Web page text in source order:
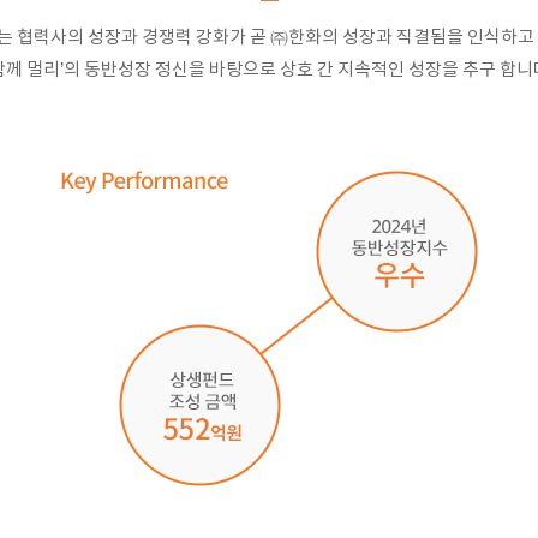
협력사의 성장과 경쟁력 강화가 곧 ㈜한화의 성장과 직결됨을 인식하
께 멀리’의 동반성장 정신을 바탕으로 상호 간 지속적인 성장을 추구 합니